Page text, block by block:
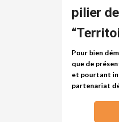
pilier
Pour bien
que de
et pourtant
partenariat